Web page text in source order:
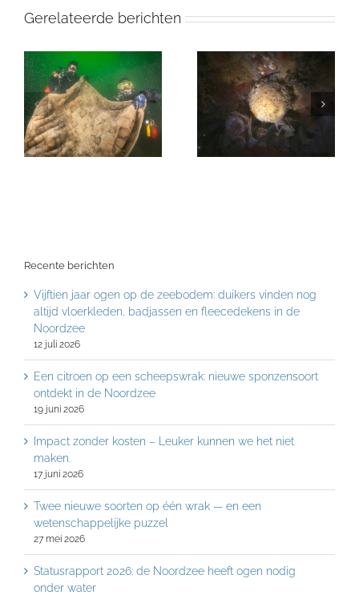
Gerelateerde berichten
Recente berichten
Vijftien jaar ogen op de zeebodem: duikers vinden nog
altijd vloerkleden, badjassen en fleecedekens in de
Noordzee
12 juli 2026
Een citroen op een scheepswrak: nieuwe sponzensoort
ontdekt in de Noordzee
19 juni 2026
Impact zonder kosten – Leuker kunnen we het niet
maken.
17 juni 2026
Twee nieuwe soorten op één wrak — en een
wetenschappelijke puzzel
27 mei 2026
Statusrapport 2026: de Noordzee heeft ogen nodig
onder water